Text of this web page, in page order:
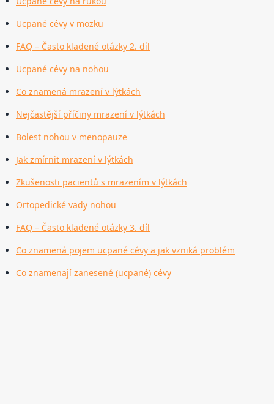
Ucpané cévy v mozku
FAQ – Často kladené otázky 2. díl
Ucpané cévy na nohou
Co znamená mrazení v lýtkách
Nejčastější příčiny mrazení v lýtkách
Bolest nohou v menopauze
Jak zmírnit mrazení v lýtkách
Zkušenosti pacientů s mrazením v lýtkách
Ortopedické vady nohou
FAQ – Často kladené otázky 3. díl
Co znamená pojem ucpané cévy a jak vzniká problém
Co znamenají zanesené (ucpané) cévy